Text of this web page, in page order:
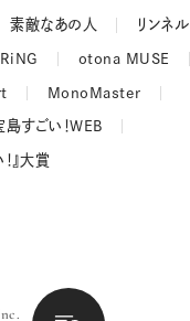
素敵なあの人 リンネル
otona MUSE
MonoMaster
島すごい！WEB
』大賞